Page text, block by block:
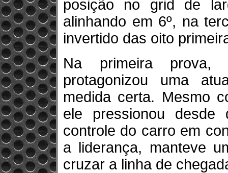
posição no grid de
alinhando em 6º, na
invertido das oito
Na primeira prova,
protagonizou uma
medida certa. Mesmo
ele pressionou desde
controle do carro em
a liderança, manteve
cruzar a linha de